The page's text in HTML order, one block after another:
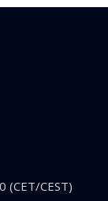
(CET/CEST)